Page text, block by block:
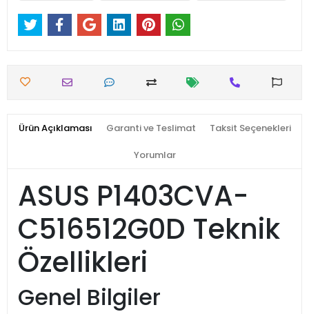
Ürün Açıklaması Garanti ve Teslimat Taksit Seçenekleri
Yorumlar
ASUS P1403CVA-
C516512G0D Teknik
Özellikleri
Genel Bilgiler